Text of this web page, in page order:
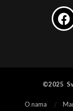
©2025
O nama